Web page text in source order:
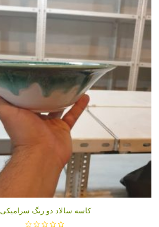
کاسه سالاد دو رنگ سرامیکی